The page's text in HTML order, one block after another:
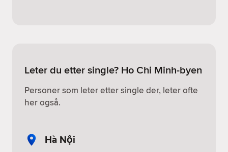
Leter du etter single? Ho Chi Minh-byen
Personer som leter etter single der, leter ofte
her også.
Hà Nội